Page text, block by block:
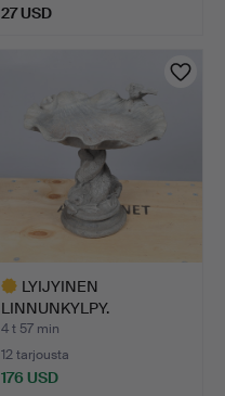
27 USD
LYIJYINEN
LINNUNKYLPY.
4 t 57 min
12 tarjousta
176 USD